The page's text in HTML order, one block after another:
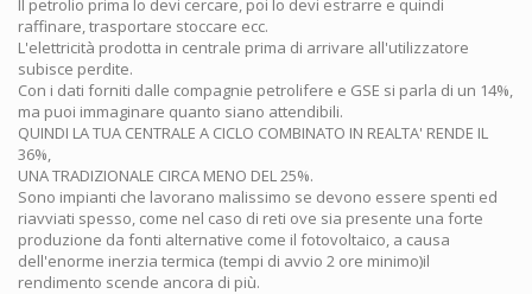
raffinare, trasportare stoccare ecc.
L'elettricità prodotta in centrale prima di arrivare all'utilizzatore
subisce perdite.
Con i dati forniti dalle compagnie petrolifere e GSE si parla di un 14%,
ma puoi immaginare quanto siano attendibili.
QUINDI LA TUA CENTRALE A CICLO COMBINATO IN REALTA' RENDE IL
36%,
UNA TRADIZIONALE CIRCA MENO DEL 25%.
Sono impianti che lavorano malissimo se devono essere spenti ed
riavviati spesso, come nel caso di reti ove sia presente una forte
produzione da fonti alternative come il fotovoltaico, a causa
dell'enorme inerzia termica (tempi di avvio 2 ore minimo)il
rendimento scende ancora di più.